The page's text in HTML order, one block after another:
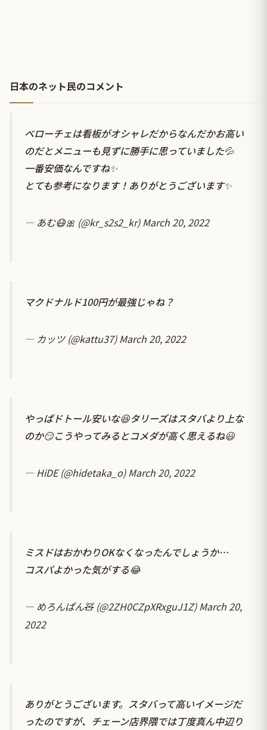
日本のネット民のコメント
ベローチェは看板がオシャレだからなんだかお高い
のだとメニューも見ずに勝手に思っていました💦
一番安価なんですね✨
とても参考になります！ありがとうございます✨
— あむ😷🎀 (@kr_s2s2_kr) March 20, 2022
マクドナルド100円が最強じゃね？
— カッツ (@kattu37) March 20, 2022
やっぱドトール安いな😆タリーズはスタバより上な
のか😏こうやってみるとコメダが高く思えるね😃
— HiDE (@hidetaka_o) March 20, 2022
ミスドはおかわりOKなくなったんでしょうか…
コスパよかった気がする😂
— めろんぱん🧸 (@2ZH0CZpXRxguJ1Z) March 20,
2022
ありがとうございます。スタバって高いイメージだ
ったのですが、チェーン店界隈では丁度真ん中辺り